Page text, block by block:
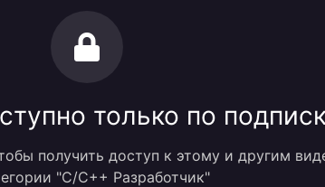
только по
получить доступ к этому и другим
"C/C++ Разработчик"